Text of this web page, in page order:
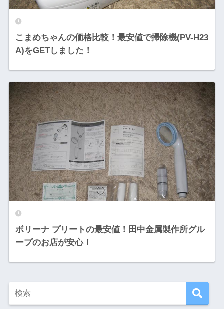
こまめちゃんの価格比較！最安値で掃除機(PV-H23
A)をGETしました！
ボリーナ プリートの最安値！田中金属製作所グル
ープのお店が安心！